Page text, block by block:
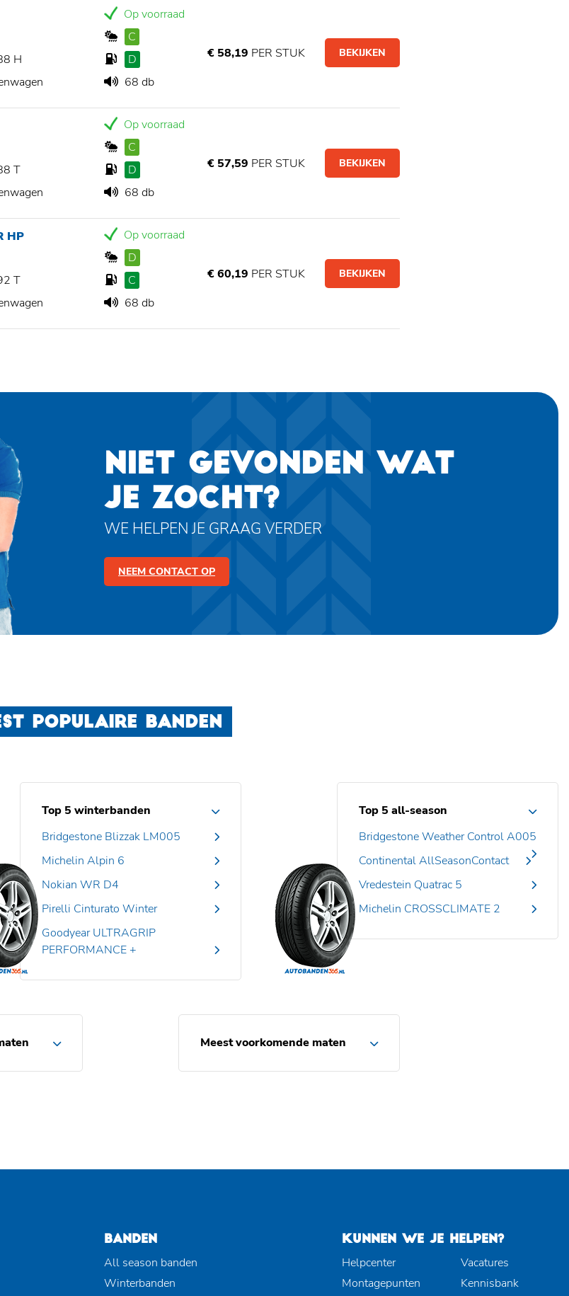
H
Op voorraad
C
D
68 db
€ 58,19 PER STUK BEKIJKEN
T
Op voorraad
C
D
68 db
€ 57,59 PER STUK BEKIJKEN
HP
T
Op voorraad
D
C
68 db
€ 60,19 PER STUK BEKIJKEN
NIET GEVONDEN WAT
JE ZOCHT?
WE HELPEN JE GRAAG VERDER
NEEM CONTACT OP
POPULAIRE BANDEN
Top 5 winterbanden
Bridgestone Blizzak LM005
Michelin Alpin 6
Nokian WR D4
Pirelli Cinturato Winter
Goodyear ULTRAGRIP
PERFORMANCE +
Top 5 all-season
Bridgestone Weather Control A005
Continental AllSeasonContact
Vredestein Quatrac 5
Michelin CROSSCLIMATE 2
Meest voorkomende maten
BANDEN
All season banden
Winterbanden
KUNNEN WE JE HELPEN?
Helpcenter
Montagepunten
Vacatures
Kennisbank